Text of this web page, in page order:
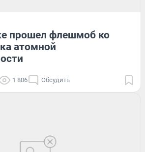
прошел флешмоб ко
атомной
1 806 Обсудить